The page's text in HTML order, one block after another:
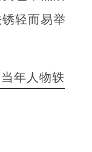
轻而易举
年人物轶